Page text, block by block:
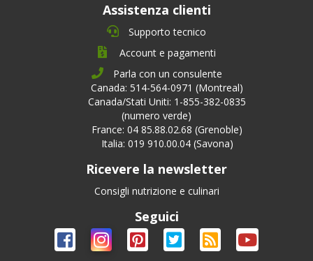
Assistenza clienti
Supporto tecnico
Account e pagamenti
Parla con un consulente
Canada: 514-564-0971 (Montreal)
Canada/Stati Uniti: 1-855-382-0835
(numero verde)
France: 04 85.88.02.68 (Grenoble)
Italia: 019 910.00.04 (Savona)
Ricevere la newsletter
Consigli nutrizione e culinari
Seguici